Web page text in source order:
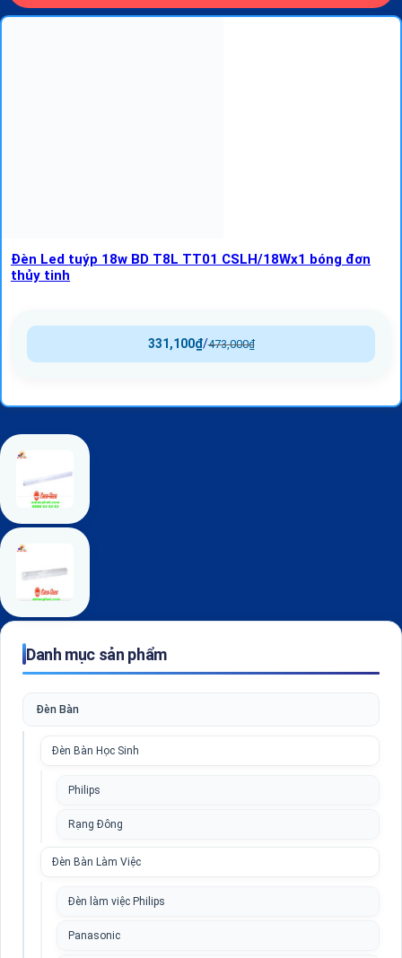
Đèn Led tuýp 18w BD T8L TT01 CSLH/18Wx1 bóng đơn
thủy tinh
473,000₫
/
331,100₫
Danh mục sản phẩm
Đèn Bàn
Đèn Bàn Học Sinh
Philips
Rạng Đông
Đèn Bàn Làm Việc
Đèn làm việc Philips
Panasonic